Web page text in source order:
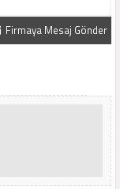
Firmaya Mesaj Gönder